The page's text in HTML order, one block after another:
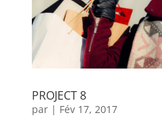
PROJECT 8
par | Fév 17, 2017